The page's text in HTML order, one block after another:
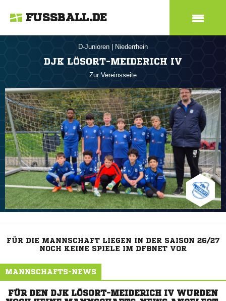
FUSSBALL.DE
D-Junioren Niederrhein
DJK LÖSORT-MEIDERICH IV
Zur Vereinsseite
FÜR DIE MANNSCHAFT LIEGEN IN DER SAISON 26/27
NOCH KEINE SPIELE IM DFBNET VOR
MANNSCHAFTS-NEWS
FÜR DEN DJK LÖSORT-MEIDERICH IV WURDEN